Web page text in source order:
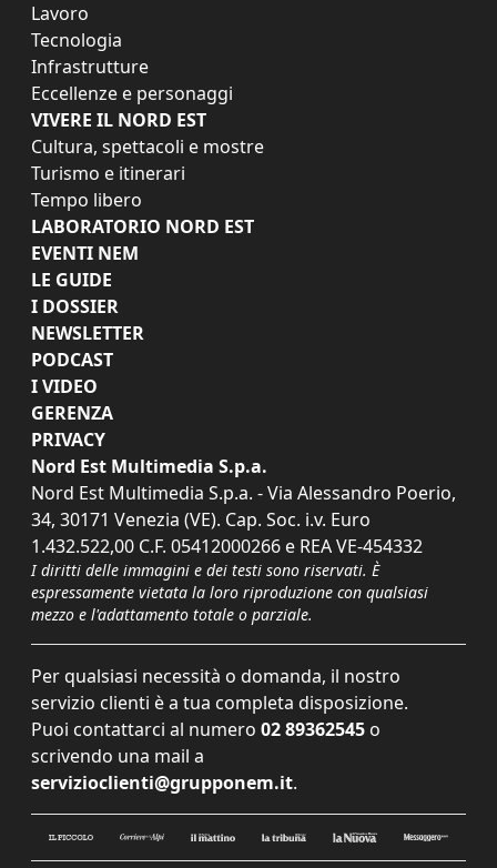
Lavoro
Tecnologia
Infrastrutture
Eccellenze e personaggi
VIVERE IL NORD EST
Cultura, spettacoli e mostre
Turismo e itinerari
Tempo libero
LABORATORIO NORD EST
EVENTI NEM
LE GUIDE
I DOSSIER
NEWSLETTER
PODCAST
I VIDEO
GERENZA
PRIVACY
Nord Est Multimedia S.p.a.
Nord Est Multimedia S.p.a. - Via Alessandro Poerio,
34, 30171 Venezia (VE). Cap. Soc. i.v. Euro
1.432.522,00 C.F. 05412000266 e REA VE-454332
I diritti delle immagini e dei testi sono riservati. È
espressamente vietata la loro riproduzione con qualsiasi
mezzo e l'adattamento totale o parziale.
Per qualsiasi necessità o domanda, il nostro
servizio clienti è a tua completa disposizione.
Puoi contattarci al numero 02 89362545 o
scrivendo una mail a
servizioclienti@grupponem.it.